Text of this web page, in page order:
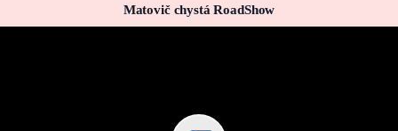
Matovič chystá RoadShow